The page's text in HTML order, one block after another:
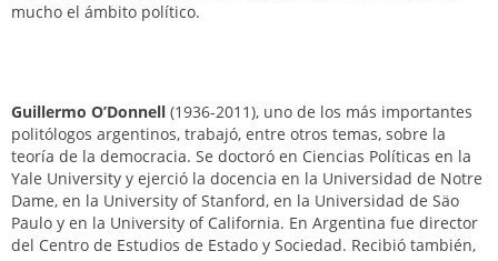
mucho el ámbito político.
Guillermo O’Donnell (1936-2011), uno de los más importantes
politólogos argentinos, trabajó, entre otros temas, sobre la
teoría de la democracia. Se doctoró en Ciencias Políticas en la
Yale University y ejerció la docencia en la Universidad de Notre
Dame, en la University of Stanford, en la Universidad de Säo
Paulo y en la University of California. En Argentina fue director
del Centro de Estudios de Estado y Sociedad. Recibió también,